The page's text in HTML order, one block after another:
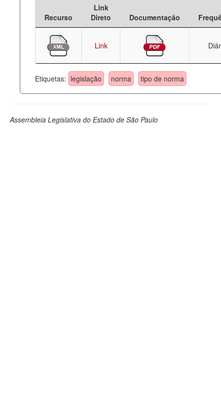
Recurso
Link
Direto
Documentação
Link
Etiquetas: legislação norma tipo de norma
Assembleia Legislativa do Estado de São Paulo